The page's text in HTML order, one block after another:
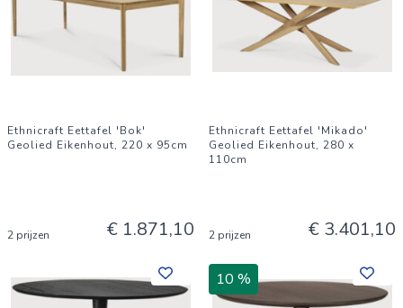
Ethnicraft Eettafel 'Bok'
Geolied Eikenhout, 220 x 95cm
2 prijzen € 1.871,10
Ethnicraft Eettafel 'Mikado'
Geolied Eikenhout, 280 x
110cm
2 prijzen € 3.401,10
10 %